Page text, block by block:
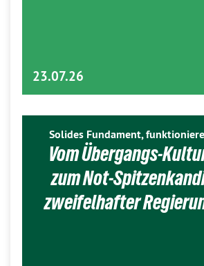
23.07.26
Solides Fundament,
Vom Übergangs-
zum Not-
zweifelhafter